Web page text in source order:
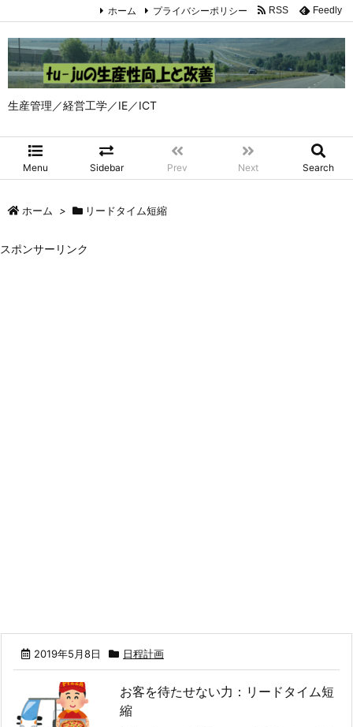
生産管理／経営工学／IE／ICT
Menu Sidebar Prev Next Search
ホーム プライバシーポリシー RSS Feedly
ホーム > リードタイム短縮
スポンサーリンク
2019年5月8日 日程計画
お客を待たせない力：リードタイム短
縮